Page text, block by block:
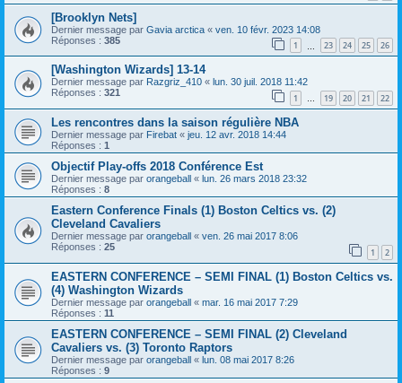
[Brooklyn Nets]
Dernier message par Gavia arctica « ven. 10 févr. 2023 14:08
Réponses : 385 1 23 24 25 26
[Washington Wizards] 13-14
Dernier message par Razgriz_410 « lun. 30 juil. 2018 11:42
Réponses : 321 1 … 19 20 21 22
Les rencontres dans la saison régulière NBA
Dernier message par Firebat « jeu. 12 avr. 2018 14:44
Réponses : 1
Objectif Play-offs 2018 Conférence Est
Dernier message par orangeball « lun. 26 mars 2018 23:32
Réponses : 8
Eastern Conference Finals (1) Boston Celtics vs. (2)
Cleveland Cavaliers
Dernier message par orangeball « ven. 26 mai 2017 8:06
Réponses : 25 1 2
EASTERN CONFERENCE – SEMI FINAL (1) Boston Celtics vs.
(4) Washington Wizards
Dernier message par orangeball « mar. 16 mai 2017 7:29
Réponses : 11
EASTERN CONFERENCE – SEMI FINAL (2) Cleveland
Cavaliers vs. (3) Toronto Raptors
Dernier message par orangeball « lun. 08 mai 2017 8:26
Réponses : 9